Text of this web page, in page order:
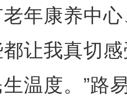
年康养中
让我真切
温度。”路